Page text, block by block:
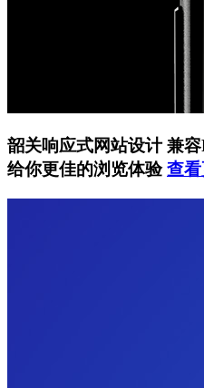
韶关响应式网站设计兼容
给你更佳的浏览体验查